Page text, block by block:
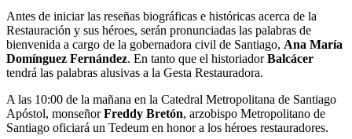
Antes de iniciar las reseñas biográficas e históricas acerca de la
Restauración y sus héroes, serán pronunciadas las palabras de
bienvenida a cargo de la gobernadora civil de Santiago, Ana María
Domínguez Fernández. En tanto que el historiadorBalcácer
tendrá las palabras alusivas a la Gesta Restauradora.
A las 10:00 de la mañana en la Catedral Metropolitana de Santiago
Apóstol, monseñorFreddy Bretón, arzobispo Metropolitano de
Santiago oficiará un Tedeum en honor a los héroes restauradores.